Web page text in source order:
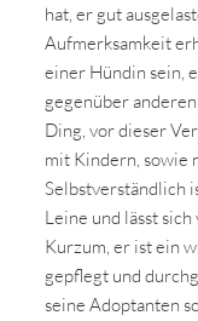
hat, er gut
Aufmerksamkeit
einer Hündin sein,
gegenüber
Ding, vor dieser
mit Kindern, sowie
Selbstverständlich
Leine und lässt
Kurzum, er ist ein
gepflegt und
seine Adoptanten